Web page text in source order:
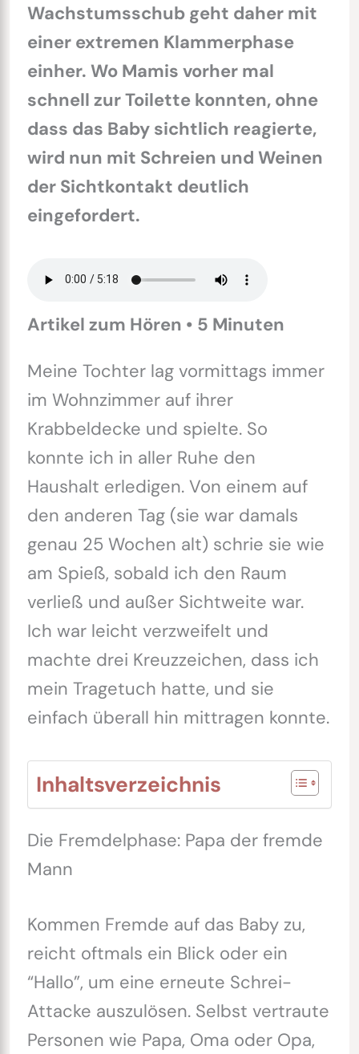
Wachstumsschub geht daher mit
einer extremen Klammerphase
einher. Wo Mamis vorher mal
schnell zur Toilette konnten, ohne
dass das Baby sichtlich reagierte,
wird nun mit Schreien und Weinen
der Sichtkontakt deutlich
eingefordert.
Artikel zum Hören • 5 Minuten
Meine Tochter lag vormittags immer
im Wohnzimmer auf ihrer
Krabbeldecke und spielte. So
konnte ich in aller Ruhe den
Haushalt erledigen. Von einem auf
den anderen Tag (sie war damals
genau 25 Wochen alt) schrie sie wie
am Spieß, sobald ich den Raum
verließ und außer Sichtweite war.
Ich war leicht verzweifelt und
machte drei Kreuzzeichen, dass ich
mein Tragetuch hatte, und sie
einfach überall hin mittragen konnte.
Inhaltsverzeichnis
Die Fremdelphase: Papa der fremde
Mann
Kommen Fremde auf das Baby zu,
reicht oftmals ein Blick oder ein
“Hallo”, um eine erneute Schrei-
Attacke auszulösen. Selbst vertraute
Personen wie Papa, Oma oder Opa,